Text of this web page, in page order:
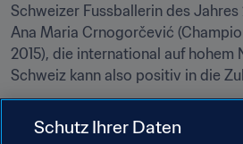
Schweizer Fussballerin des
Ana Maria Crnogorčević
2015), die international auf hohem
Schweiz kann also positiv in die
brechen, zum beliebtesten
Schutz Ihrer Daten